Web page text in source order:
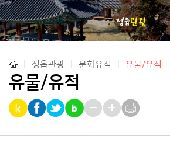
정읍관광 문화유적 유물/유적
유물/유적